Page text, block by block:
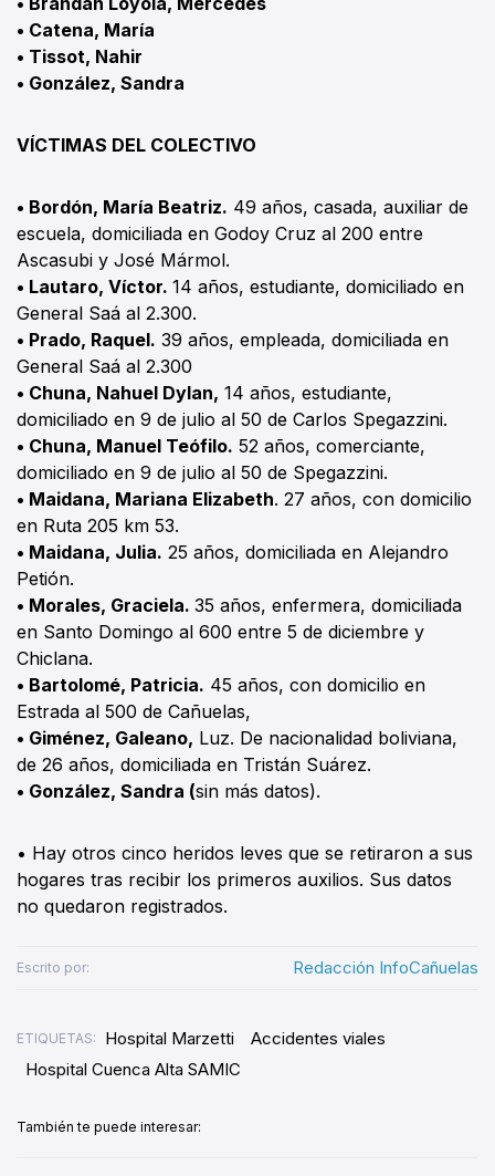
• Catena, María
• Tissot, Nahir
• González, Sandra
VÍCTIMAS DEL COLECTIVO
• Bordón, María Beatriz. 49 años, casada, auxiliar de
escuela, domiciliada en Godoy Cruz al 200 entre
Ascasubi y José Mármol.
• Lautaro, Víctor. 14 años, estudiante, domiciliado en
General Saá al 2.300.
• Prado, Raquel. 39 años, empleada, domiciliada en
General Saá al 2.300
• Chuna, Nahuel Dylan, 14 años, estudiante,
domiciliado en 9 de julio al 50 de Carlos Spegazzini.
• Chuna, Manuel Teófilo. 52 años, comerciante,
domiciliado en 9 de julio al 50 de Spegazzini.
• Maidana, Mariana Elizabeth. 27 años, con domicilio
en Ruta 205 km 53.
• Maidana, Julia. 25 años, domiciliada en Alejandro
Petión.
• Morales, Graciela. 35 años, enfermera, domiciliada
en Santo Domingo al 600 entre 5 de diciembre y
Chiclana.
• Bartolomé, Patricia. 45 años, con domicilio en
Estrada al 500 de Cañuelas,
• Giménez, Galeano, Luz. De nacionalidad boliviana,
de 26 años, domiciliada en Tristán Suárez.
• González, Sandra (sin más datos).
• Hay otros cinco heridos leves que se retiraron a sus
hogares tras recibir los primeros auxilios. Sus datos
no quedaron registrados.
Escrito por: Redacción InfoCañuelas
ETIQUETAS: Hospital Marzetti
Accidentes viales
Hospital Cuenca Alta SAMIC
También te puede interesar: